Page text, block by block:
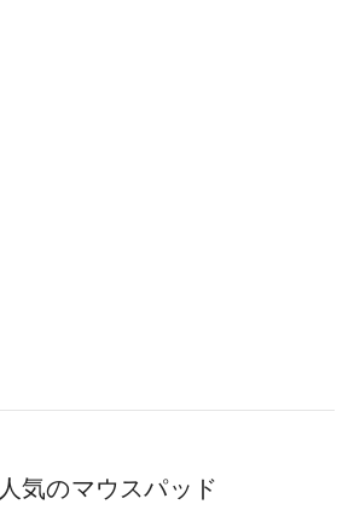
人気のマウスパッド